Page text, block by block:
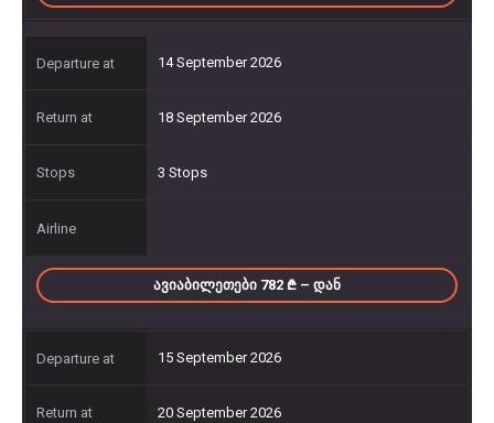
14 September 2026
18 September 2026
3 Stops
ᲐᲕᲘᲐᲑᲘᲚᲔᲗᲔᲑᲘ 782 – ᲓᲐᲜ
15 September 2026
20 September 2026